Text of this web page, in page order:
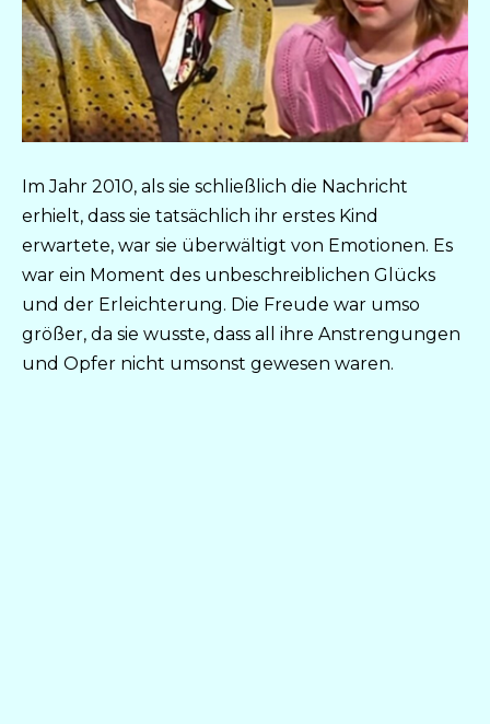
Im Jahr 2010, als sie schließlich die Nachricht
erhielt, dass sie tatsächlich ihr erstes Kind
erwartete, war sie überwältigt von Emotionen. Es
war ein Moment des unbeschreiblichen Glücks
und der Erleichterung. Die Freude war umso
größer, da sie wusste, dass all ihre Anstrengungen
und Opfer nicht umsonst gewesen waren.